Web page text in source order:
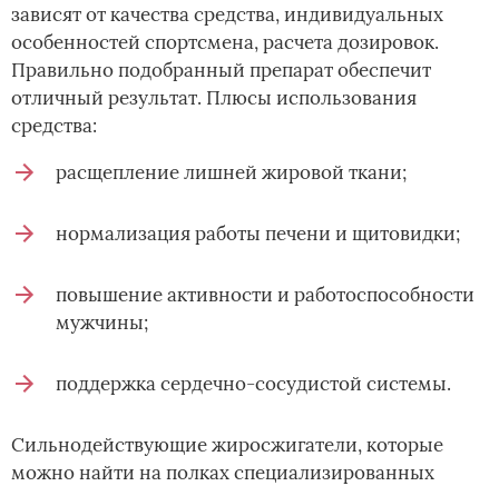
зависят от качества средства, индивидуальных
особенностей спортсмена, расчета дозировок.
Правильно подобранный препарат обеспечит
отличный результат. Плюсы использования
средства:
расщепление лишней жировой ткани;
нормализация работы печени и щитовидки;
повышение активности и работоспособности
мужчины;
поддержка сердечно-сосудистой системы.
Сильнодействующие жиросжигатели, которые
можно найти на полках специализированных